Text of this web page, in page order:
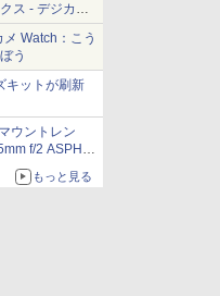
ス - デジカメ
Watch：こう
う
キットが刷新
ウントレン
f/2 ASPH.
もっと見る